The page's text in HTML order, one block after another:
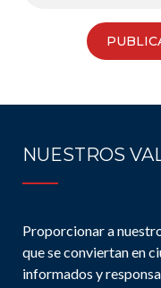
NUESTROS
Proporcionar a
que se conviertan en
informados y